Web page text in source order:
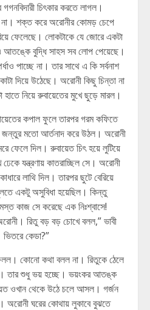
চিৎকার করতে লাগল।
শক্ত করে অরোনীর কোমড় চেপে
ফেলেছে। লোকটাকে যে জোরে একটা
আতঙ্কে বুদ্ধি সাহস সব লোপ পেয়েছে।
পাচ্ছে না। তার সাথে এ কি সর্বনাশ
দিয়ে উঠেছে। অরোনী কিছু চিন্তা না
নিয়ে রুবায়েতের মুখে ছুড়ে মারল।
কপাল ফুলে তারপর গরম কফিতে
জন্তুর মতো আর্তনাদ করে উঠল। অরোনী
ফেলে দিল। রুবায়েত চিৎ হয়ে লুটিয়ে
যন্ত্রণায় কাতরাচ্ছিল সে। অরোনী
লাথি দিল। তারপর ছুটে বেরিয়ে
একটু অসুবিধা হয়েছিল। কিন্তু
কাজ সে করেছে এক নিঃশ্বাসে!
রিতু বড় বড় চোখে বলল,” ভাবী
কেডা?”
কোনো কথা বলল না। রিতুকে ঠেলে
তার শুধু ভয় হচ্ছে। ভয়ংকর আতঙ্ক
ওখান থেকে উঠে চলে আসল। গর্জন
ঘরের কোথায় লুকাবে বুঝতে